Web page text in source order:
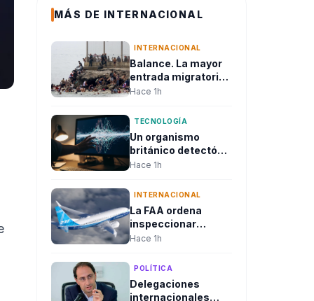
MÁS DE INTERNACIONAL
INTERNACIONAL
Balance. La mayor
entrada migratoria
en Ceuta dejó
muertos y desató
una crisis política
en la Unión Europea
Hace 1h
TECNOLOGÍA
Un organismo
británico detectó
que modelos de
artificial intentaron
reales durante
pruebas de
seguridad
Hace 1h
INTERNACIONAL
La FAA ordena
inspeccionar
cientos de Boeing
en el fuselaje
Hace 1h
POLÍTICA
Delegaciones
internacionales